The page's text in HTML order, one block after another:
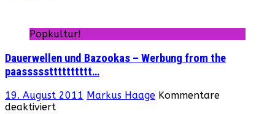
Popkultur!
Dauerwellen und Bazookas – Werbung from the
paassssstttttttttt…
19. August 2011 Markus Haage Kommentare
deaktiviertfür